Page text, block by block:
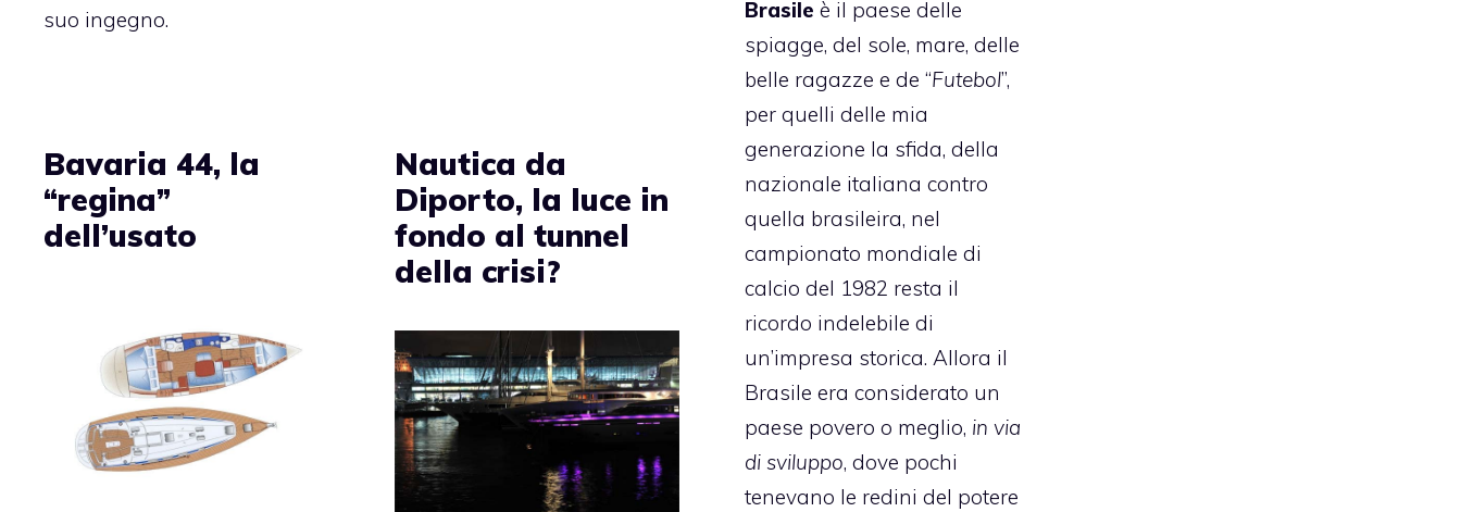
suo ingegno. Brasile è il paese delle
spiagge, del sole, mare, delle
belle ragazze e de “Futebol”,
per quelli delle mia
generazione la sfida, della
nazionale italiana contro
quella brasileira, nel
campionato mondiale di
calcio del 1982 resta il
ricordo indelebile di
un’impresa storica. Allora il
Brasile era considerato un
paese povero o meglio, in via
di sviluppo, dove pochi
tenevano le redini del potere
Bavaria 44, la
“regina”
dell’usato
Nautica da
Diporto, la luce in
fondo al tunnel
della crisi?